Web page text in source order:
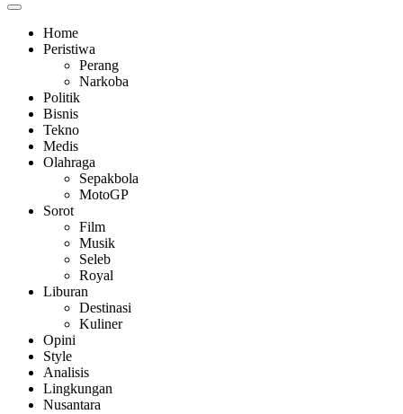
Home
Peristiwa
Perang
Narkoba
Politik
Bisnis
Tekno
Medis
Olahraga
Sepakbola
MotoGP
Sorot
Film
Musik
Seleb
Royal
Liburan
Destinasi
Kuliner
Opini
Style
Analisis
Lingkungan
Nusantara